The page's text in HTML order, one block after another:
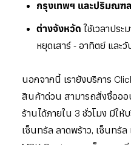
กรุงเทพฯ และปริมณฑล
ต่างจังหวัด ใช้เวลาปร
หยุดเสาร์ - อาทิตย์ และ
นอกจากนี้ เรายังบริการ
สินค้าด่วน สามารถสั่งซื้ออ
ร้านได้ภายใน 3 ชั่วโมง มีให้
เซ็นทรัล ลาดพร้าว, เซ็นทรัล